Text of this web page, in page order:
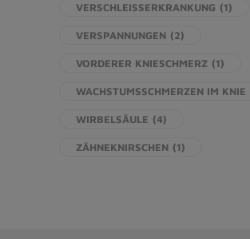
VERSCHLEISSERKRANKUNG (1)
VERSPANNUNGEN (2)
VORDERER KNIESCHMERZ (1)
WACHSTUMSSCHMERZEN IM KNIE
WIRBELSÄULE (4)
ZÄHNEKNIRSCHEN (1)